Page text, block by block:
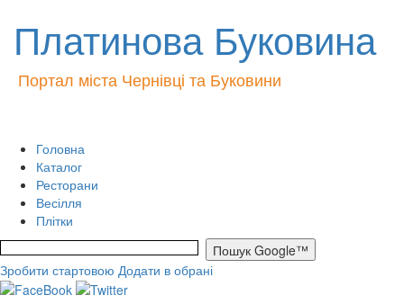
Платинова Буковина
Портал міста Чернівці та Буковини
Головна
Каталог
Ресторани
Весілля
Плітки
Зробити стартовою Додати в обрані